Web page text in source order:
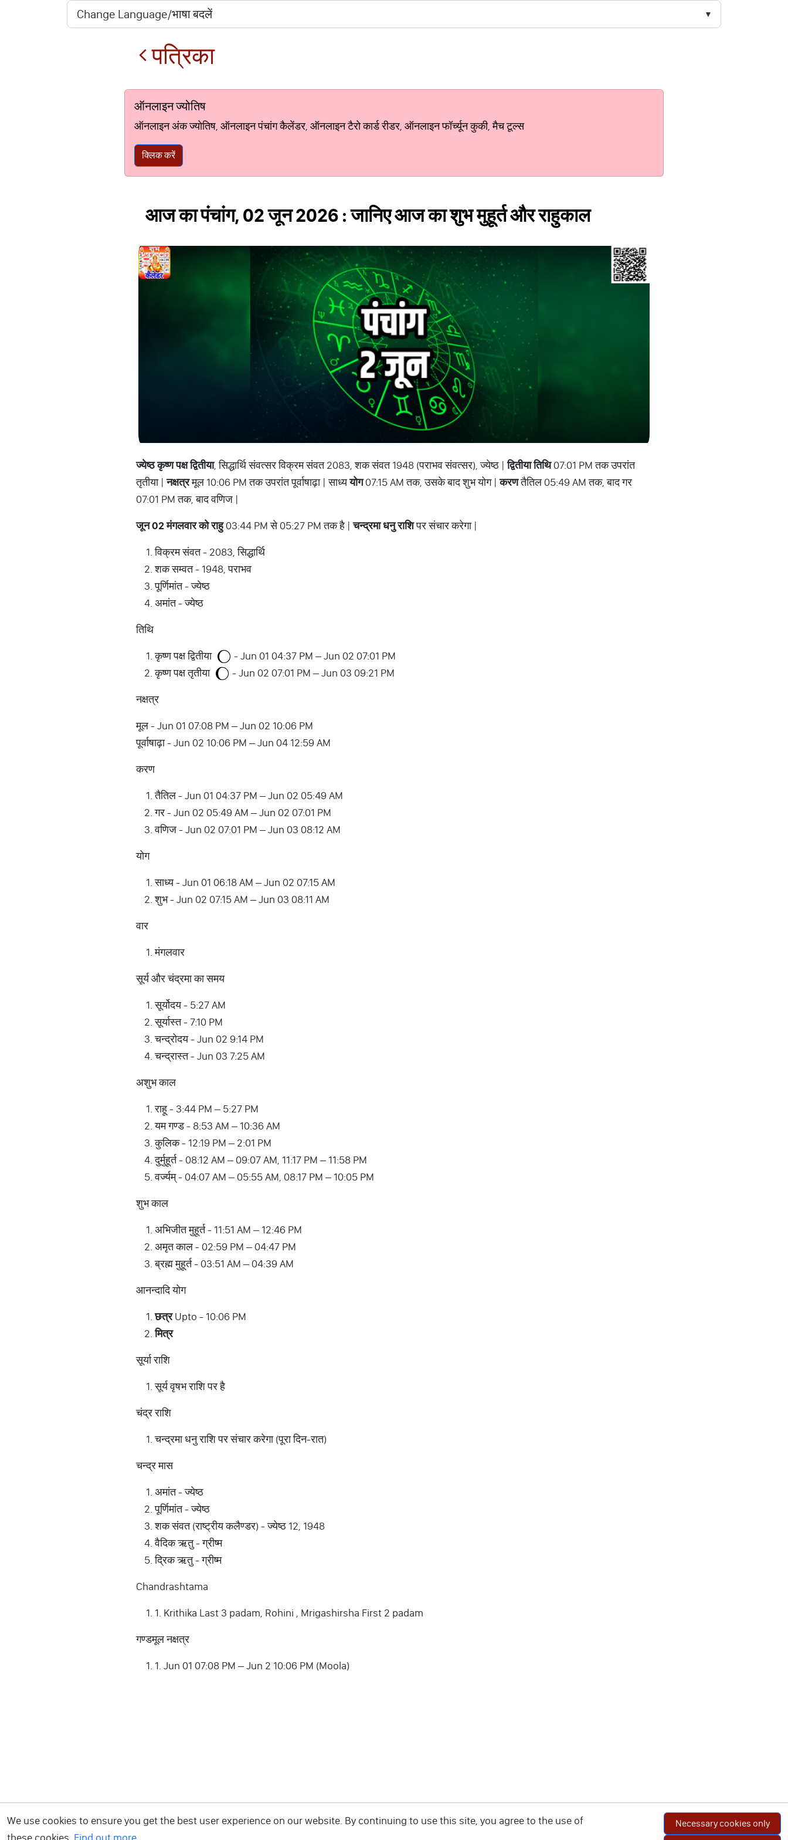
पत्रिका
ऑनलाइन ज्योतिष
ऑनलाइन अंक ज्योतिष, ऑनलाइन पंचांग कैलेंडर, ऑनलाइन टैरो कार्ड रीडर, ऑनलाइन फॉर्च्यून कुकी, मैच टूल्स
क्लिक करें
आज का पंचांग, 02 जून 2026 : जानिए आज का शुभ मुहूर्त और राहुकाल
ज्येष्ठ कृष्ण पक्ष द्वितीया, सिद्धार्थि संवत्सर विक्रम संवत 2083, शक संवत 1948 (पराभव संवत्सर), ज्येष्ठ |द्वितीया तिथि07:01 PM तक उपरांत
तृतीया |नक्षत्रमूल 10:06 PM तक उपरांत पूर्वाषाढ़ा | साध्ययोग07:15 AM तक, उसके बाद शुभ योग |करणतैतिल 05:49 AM तक, बाद गर
07:01 PM तक, बाद वणिज |
जून 02 मंगलवार को राहु03:44 PM से 05:27 PM तक है |चन्द्रमा धनु राशिपर संचार करेगा |
विक्रम संवत - 2083, सिद्धार्थि
शक सम्वत - 1948, पराभव
पूर्णिमांत - ज्येष्ठ
अमांत - ज्येष्ठ
तिथि
कृष्ण पक्ष द्वितीया
- Jun 01 04:37 PM – Jun 02 07:01 PM
कृष्ण पक्ष तृतीया
- Jun 02 07:01 PM – Jun 03 09:21 PM
नक्षत्र
मूल - Jun 01 07:08 PM – Jun 02 10:06 PM
पूर्वाषाढ़ा - Jun 02 10:06 PM – Jun 04 12:59 AM
करण
तैतिल - Jun 01 04:37 PM – Jun 02 05:49 AM
गर - Jun 02 05:49 AM – Jun 02 07:01 PM
वणिज - Jun 02 07:01 PM – Jun 03 08:12 AM
योग
साध्य - Jun 01 06:18 AM – Jun 02 07:15 AM
शुभ - Jun 02 07:15 AM – Jun 03 08:11 AM
वार
मंगलवार
सूर्य और चंद्रमा का समय
सूर्योदय - 5:27 AM
सूर्यास्त - 7:10 PM
चन्द्रोदय - Jun 02 9:14 PM
चन्द्रास्त - Jun 03 7:25 AM
अशुभ काल
राहू - 3:44 PM – 5:27 PM
यम गण्ड - 8:53 AM – 10:36 AM
कुलिक - 12:19 PM – 2:01 PM
दुर्मुहूर्त - 08:12 AM – 09:07 AM, 11:17 PM – 11:58 PM
वर्ज्यम् - 04:07 AM – 05:55 AM, 08:17 PM – 10:05 PM
शुभ काल
अभिजीत मुहूर्त - 11:51 AM – 12:46 PM
अमृत काल - 02:59 PM – 04:47 PM
ब्रह्म मुहूर्त - 03:51 AM – 04:39 AM
आनन्दादि योग
छत्रUpto - 10:06 PM
मित्र
सूर्या राशि
सूर्य वृषभ राशि पर है
चंद्र राशि
चन्द्रमा धनु राशि पर संचार करेगा (पूरा दिन-रात)
चन्द्र मास
अमांत - ज्येष्ठ
पूर्णिमांत - ज्येष्ठ
शक संवत (राष्ट्रीय कलैण्डर) - ज्येष्ठ 12, 1948
वैदिक ऋतु - ग्रीष्म
द्रिक ऋतु - ग्रीष्म
Chandrashtama
1. Krithika Last 3 padam, Rohini , Mrigashirsha First 2 padam
गण्डमूल नक्षत्र
1. Jun 01 07:08 PM – Jun 2 10:06 PM (Moola)
We use cookies to ensure you get the best user experience on our website. By continuing to use this site, you agree to the use of
Necessary cookies only